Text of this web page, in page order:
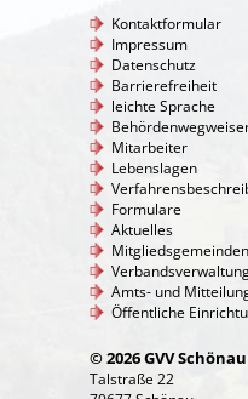
Kontaktformular
Impressum
Datenschutz
Barrierefreiheit
leichte Sprache
Mitarbeiter
Lebenslagen
Formulare
Aktuelles
Mitgliedsgemeinden
Amts- und
Öffentliche
© 2026 GVV
Talstraße 22